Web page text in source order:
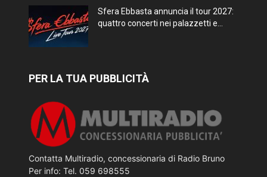
Sfera Ebbasta annuncia il tour 2027:
quattro concerti nei palazzetti e...
PER LA TUA PUBBLICITÀ
Contatta Multiradio, concessionaria di Radio Bruno
Per info: Tel. 059 698555